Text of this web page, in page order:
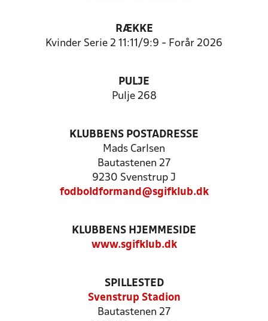
RÆKKE
Kvinder Serie 2 11:11/9:9 - Forår 2026
PULJE
Pulje 268
KLUBBENS POSTADRESSE
Mads Carlsen
Bautastenen 27
9230 Svenstrup J
fodboldformand@sgifklub.dk
KLUBBENS HJEMMESIDE
www.sgifklub.dk
SPILLESTED
Svenstrup Stadion
Bautastenen 27